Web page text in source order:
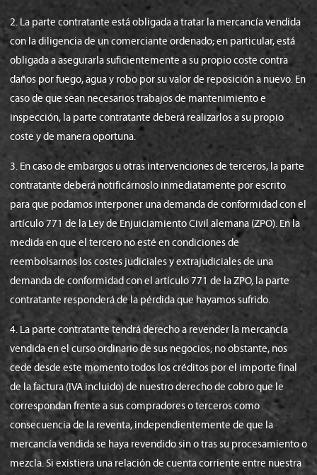
2. La parte contratante está obligada a tratar la mercancía vendida
con la diligencia de un comerciante ordenado; en particular, está
obligada a asegurarla suficientemente a su propio coste contra
daños por fuego, agua y robo por su valor de reposición a nuevo. En
caso de que sean necesarios trabajos de mantenimiento e
inspección, la parte contratante deberá realizarlos a su propio
coste y de manera oportuna.
3. En caso de embargos u otras intervenciones de terceros, la parte
contratante deberá notificárnoslo inmediatamente por escrito
para que podamos interponer una demanda de conformidad con el
artículo 771 de la Ley de Enjuiciamiento Civil alemana (ZPO). En la
medida en que el tercero no esté en condiciones de
reembolsarnos los costes judiciales y extrajudiciales de una
demanda de conformidad con el artículo 771 de la ZPO, la parte
contratante responderá de la pérdida que hayamos sufrido.
4. La parte contratante tendrá derecho a revender la mercancía
vendida en el curso ordinario de sus negocios; no obstante, nos
cede desde este momento todos los créditos por el importe final
de la factura (IVA incluido) de nuestro derecho de cobro que le
correspondan frente a sus compradores o terceros como
consecuencia de la reventa, independientemente de que la
mercancía vendida se haya revendido sin o tras su procesamiento o
mezcla. Si existiera una relación de cuenta corriente entre nuestra